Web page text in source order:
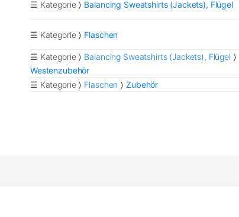
☰ Kategorie Balancing Sweatshirts (Jackets), Flügel
☰ Kategorie Flaschen
☰ Kategorie
Balancing Sweatshirts (Jackets), Flügel
Westenzubehör
☰ Kategorie
Flaschen Zubehör